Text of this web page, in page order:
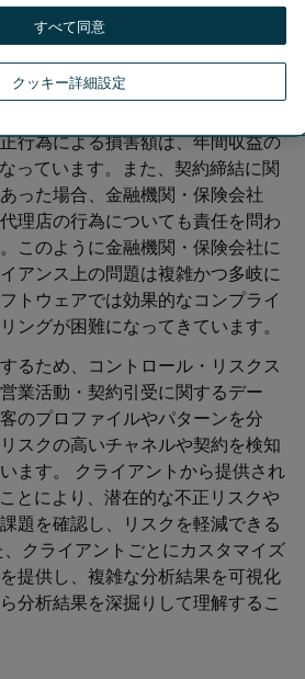
不正行為やコンプライアンス上の
中で数百万ドルもの損害が発生し
地域におけるコントロール・リス
行為による損害額は、年間収益の
っています。また、契約締結に関
った場合、金融機関・保険会社
理店の行為についても責任を問わ
このように金融機関・保険会社に
アンス上の問題は複雑かつ多岐に
トウェアでは効果的なコンプライ
ングが困難になってきています。
るため、コントロール・リスクス
業活動・契約引受に関するデー
のプロファイルやパターンを分
スクの高いチャネルや契約を検知
ます。 クライアントから提供され
とにより、潜在的な不正リスクや
題を確認し、リスクを軽減できる
クライアントごとにカスタマイズ
提供し、複雑な分析結果を可視化
分析結果を深掘りして理解するこ
クッキー詳細設定
すべて同意